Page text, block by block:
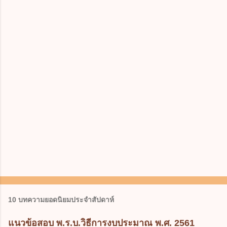
10 บทความยอดนิยมประจำสัปดาห์
แนวข้อสอบ พ.ร.บ.วิธีการงบประมาณ พ.ศ. 2561